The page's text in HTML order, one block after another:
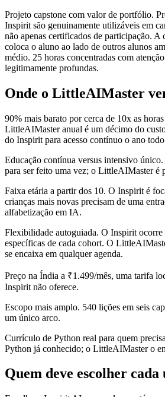
Projeto capstone com valor de portfólio.
Inspirit são genuinamente utilizáveis em
não apenas certificados de participação. A
coloca o aluno ao lado de outros alunos
médio. 25 horas concentradas com
legitimamente profundas.
Onde o LittleAIMaster
90% mais barato por cerca de 10x as
LittleAIMaster anual é um décimo do
do Inspirit para acesso contínuo o ano
Educação contínua versus intensivo
para ser feito uma vez; o LittleAIMaster é
Faixa etária a partir dos 10. O Inspirit é
crianças mais novas precisam de uma
alfabetização em IA.
Flexibilidade autoguiada. O Inspirit ocorre
específicas de cada cohort. O
se encaixa em qualquer agenda.
Preço na Índia a ₹1.499/mês, uma tarifa
Inspirit não oferece.
Escopo mais amplo. 540 lições em seis
um único arco.
Currículo de Python real para quem
Python já conhecido; o LittleAIMaster o
Quem deve escolher cada